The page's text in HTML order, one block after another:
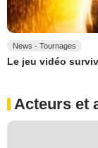
News - Tournages
Le jeu vidéo
Acteurs et